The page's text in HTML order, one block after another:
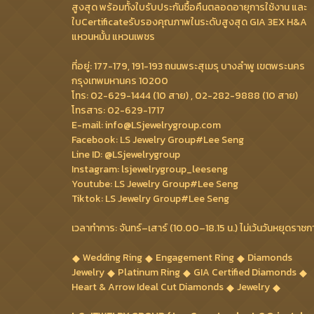
สูงสุด พร้อมทั้งใบรับประกันซื้อคืนตลอดอายุการใช้งาน และ
ใบCertificateรับรองคุณภาพในระดับสูงสุด GIA 3EX H&A
แหวนหมั้น แหวนเพชร
ที่อยู่: 177-179, 191-193 ถนนพระสุเมรุ บางลำพู เขตพระนคร
กรุงเทพมหานคร 10200
โทร: 02-629-1444 (10 สาย) , 02-282-9888 (10 สาย)
โทรสาร: 02-629-1717
E-mail: info@LSjewelrygroup.com
Facebook: LS Jewelry Group#Lee Seng
Line ID: @LSjewelrygroup
Instagram: lsjewelrygroup_leeseng
Youtube: LS Jewelry Group#Lee Seng
Tiktok: LS Jewelry Group#Lee Seng
เวลาทำการ: จันทร์–เสาร์ (10.00–18.15 น.) ไม่เว้นวันหยุดราช
Wedding Ring
Engagement Ring
Diamonds
Jewelry
Platinum Ring
GIA Certified Diamonds
Heart & Arrow Ideal Cut Diamonds
Jewelry